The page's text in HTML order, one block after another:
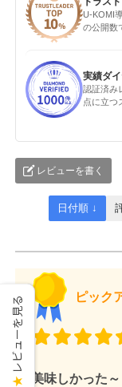
U-KOMI
の公開数
実績ダ
認証済み
点に立つ
レビューを書く
日付順 ↓
ピック
美味しかった～
★
レビューを見る